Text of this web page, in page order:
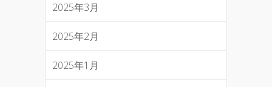
2025年3月
2025年2月
2025年1月